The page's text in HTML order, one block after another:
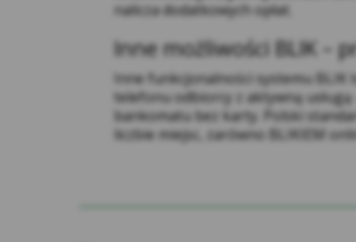
nalicza dodatkowych opłat.
Inne możliwości BLIK –
Inne funkcjonalności systemu
telefonu odbiorcy z aktywną
bankomatu bez karty. Polski
liczbie miejsc, zarówno BLIKIEM